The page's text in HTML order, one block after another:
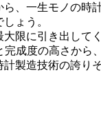
、一生モノの
ょう。
限に引き出し
成度の高さか
製造技術の誇